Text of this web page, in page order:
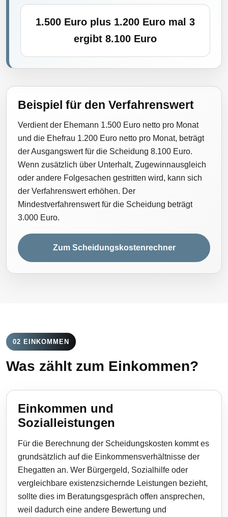
1.500 Euro plus 1.200 Euro mal 3
ergibt 8.100 Euro
Beispiel für den Verfahrenswert
Verdient der Ehemann 1.500 Euro netto pro Monat
und die Ehefrau 1.200 Euro netto pro Monat, beträgt
der Ausgangswert für die Scheidung 8.100 Euro.
Wenn zusätzlich über Unterhalt, Zugewinnausgleich
oder andere Folgesachen gestritten wird, kann sich
der Verfahrenswert erhöhen. Der
Mindestverfahrenswert für die Scheidung beträgt
3.000 Euro.
Zum Scheidungskostenrechner
02 EINKOMMEN
Was zählt zum Einkommen?
Einkommen und
Sozialleistungen
Für die Berechnung der Scheidungskosten kommt es
grundsätzlich auf die Einkommensverhältnisse der
Ehegatten an. Wer Bürgergeld, Sozialhilfe oder
vergleichbare existenzsichernde Leistungen bezieht,
sollte dies im Beratungsgespräch offen ansprechen,
weil dadurch eine andere Bewertung und